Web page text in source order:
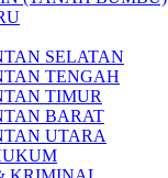
SELATAN
TENGAH
TIMUR
BARAT
UTARA